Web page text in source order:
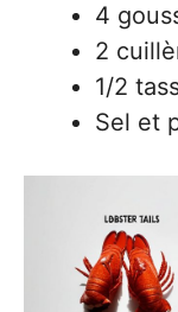
4
2
1/2
Sel et